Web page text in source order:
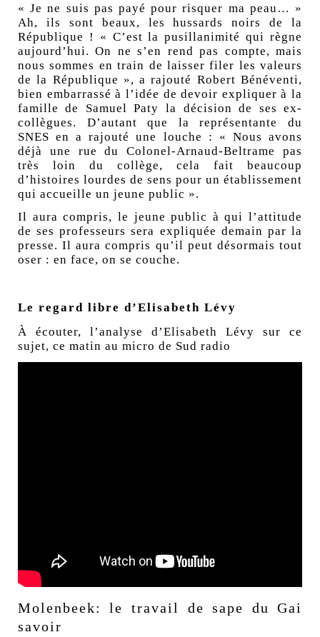
« Je ne suis pas payé pour risquer ma peau… »
Ah, ils sont beaux, les hussards noirs de la
République ! « C’est la pusillanimité qui règne
aujourd’hui. On ne s’en rend pas compte, mais
nous sommes en train de laisser filer les valeurs
de la République », a rajouté Robert Bénéventi,
bien embarrassé à l’idée de devoir expliquer à la
famille de Samuel Paty la décision de ses ex-
collègues. D’autant que la représentante du
SNES en a rajouté une louche : « Nous avons
déjà une rue du Colonel-Arnaud-Beltrame pas
très loin du collège, cela fait beaucoup
d’histoires lourdes de sens pour un établissement
qui accueille un jeune public ».
Il aura compris, le jeune public à qui l’attitude
de ses professeurs sera expliquée demain par la
presse. Il aura compris qu’il peut désormais tout
oser : en face, on se couche.
Le regard libre d’Elisabeth Lévy
À écouter, l’analyse d’Elisabeth Lévy sur ce
sujet, ce matin au micro de Sud radio
Molenbeek: le travail de sape du Gai
savoir